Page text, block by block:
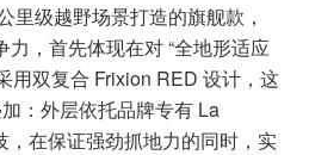
里级越野场景打造的旗舰款，
，首先体现在对 “全地形适应
用双复合 Frixion RED 设计，这
：外层依托品牌专有 La
在保证强劲抓地力的同时，实